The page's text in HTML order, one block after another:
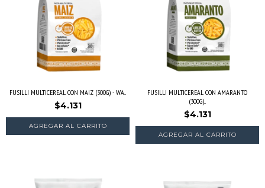
FUSILLI MULTICEREAL CON MAIZ (300G) - WA...
$4.131
FUSILLI MULTICEREAL CON AMARANTO
(300G)...
$4.131